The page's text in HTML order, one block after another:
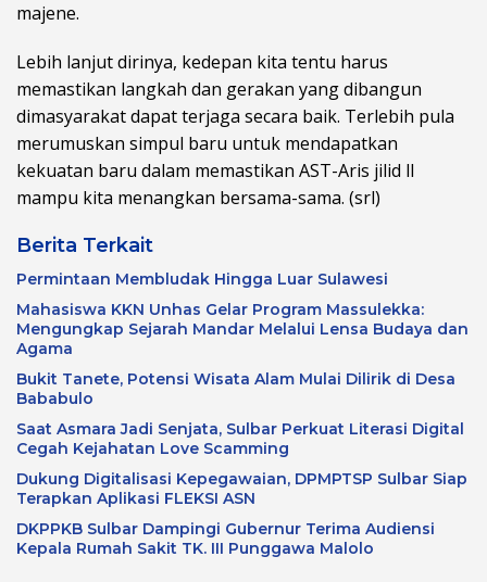
majene.
Lebih lanjut dirinya, kedepan kita tentu harus
memastikan langkah dan gerakan yang dibangun
dimasyarakat dapat terjaga secara baik. Terlebih pula
merumuskan simpul baru untuk mendapatkan
kekuatan baru dalam memastikan AST-Aris jilid ll
mampu kita menangkan bersama-sama. (srl)
Berita Terkait
Permintaan Membludak Hingga Luar Sulawesi
Mahasiswa KKN Unhas Gelar Program Massulekka:
Mengungkap Sejarah Mandar Melalui Lensa Budaya dan
Agama
Bukit Tanete, Potensi Wisata Alam Mulai Dilirik di Desa
Bababulo
Saat Asmara Jadi Senjata, Sulbar Perkuat Literasi Digital
Cegah Kejahatan Love Scamming
Dukung Digitalisasi Kepegawaian, DPMPTSP Sulbar Siap
Terapkan Aplikasi FLEKSI ASN
DKPPKB Sulbar Dampingi Gubernur Terima Audiensi
Kepala Rumah Sakit TK. III Punggawa Malolo